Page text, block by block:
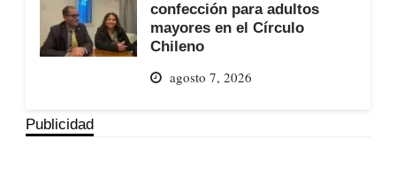
confección para adultos
mayores en el Círculo
Chileno
agosto 7, 2026
Publicidad